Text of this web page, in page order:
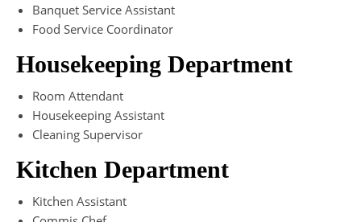
Banquet Service Assistant
Food Service Coordinator
Housekeeping Department
Room Attendant
Housekeeping Assistant
Cleaning Supervisor
Kitchen Department
Kitchen Assistant